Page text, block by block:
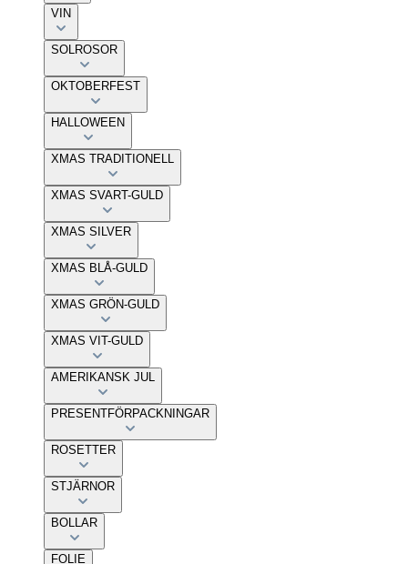
VIN
SOLROSOR
OKTOBERFEST
HALLOWEEN
XMAS TRADITIONELL
XMAS SVART-GULD
XMAS SILVER
XMAS BLÅ-GULD
XMAS GRÖN-GULD
XMAS VIT-GULD
AMERIKANSK JUL
PRESENTFÖRPACKNINGAR
ROSETTER
STJÄRNOR
BOLLAR
FOLIE